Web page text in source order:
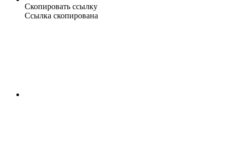
Скопировать ссылку
Ссылка скопирована